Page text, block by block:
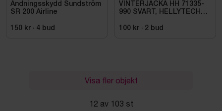
Andningsskydd Sundström
SR 200 Airline
150 kr · 4 bud
VINTERJACKA HH 71335-
990 SVART, HELLYTECH
100 kr · 2 bud
Visa fler objekt
12 av 103 st